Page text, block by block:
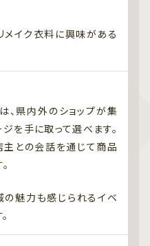
イク衣料に興味がある
、県内外のショップが集
を手に取って選べます。
主との会話を通じて商品
の魅力も感じられるイベ